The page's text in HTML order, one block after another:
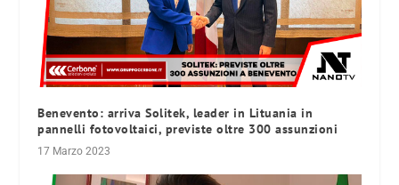
Benevento: arriva Solitek, leader in Lituania in
pannelli fotovoltaici, previste oltre 300 assunzioni
17 Marzo 2023